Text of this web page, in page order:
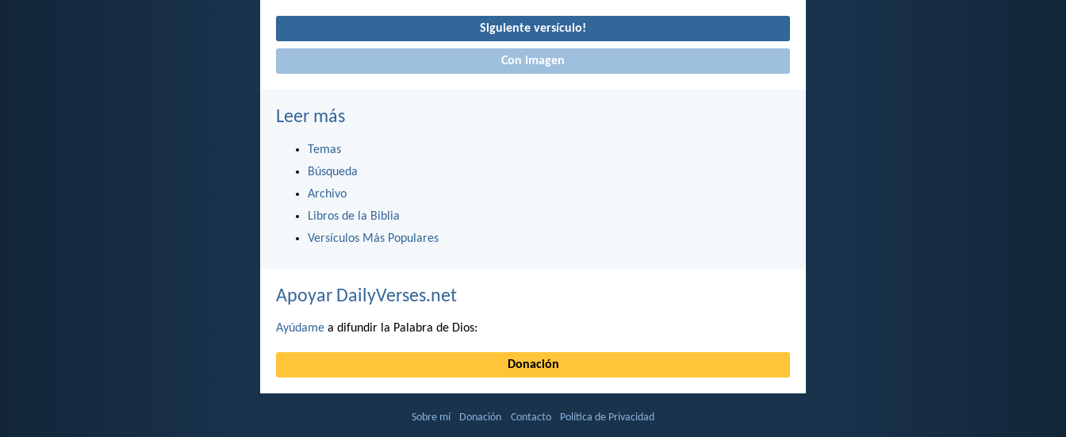
Siguiente versículo!
Con imagen
Leer más
Temas
Búsqueda
Archivo
Libros de la Biblia
Versículos Más Populares
Apoyar DailyVerses.net
Ayúdame a difundir la Palabra de Dios:
Donación
Sobre mí Donación Contacto Política de Privacidad